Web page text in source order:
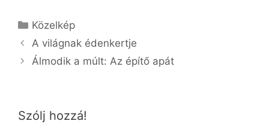
Kategória
Közelkép
A világnak édenkertje
Álmodik a múlt: Az építő apát
Szólj hozzá!